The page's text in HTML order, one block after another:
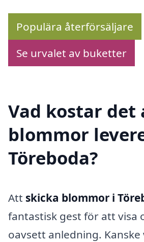
Populära återförsäljare
Se urvalet av buketter
Vad kostar det
blommor
Töreboda?
Att skicka blommor i
fantastisk gest för att visa
oavsett anledning. Kanske